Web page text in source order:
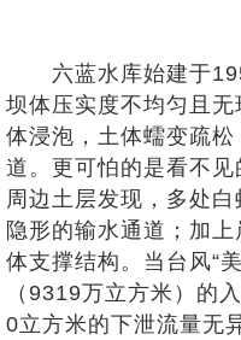
六蓝水库始建于
坝体压实度不均匀且
体浸泡，土体蠕变疏
道。更可怕的是看不见
周边土层发现，多处
隐形的输水通道；加
体支撑结构。当台风“
（9319万立方米）的
0立方米的下泄流量无